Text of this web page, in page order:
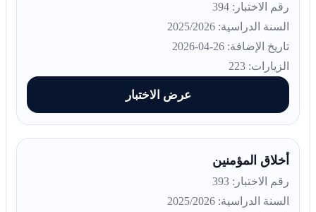
رقم الاختبار: 394
السنة الدراسية: 2025/2026
تاريخ الإضافة: 26-04-2026
الزيارات: 223
عرض الاختبار
أخلاق المؤمنين
رقم الاختبار: 393
السنة الدراسية: 2025/2026